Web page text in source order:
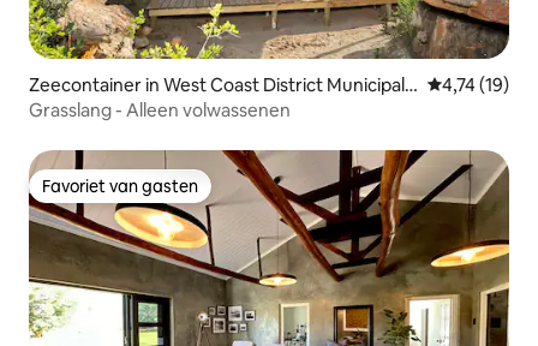
Zeecontainer in West Coast District Municipalit
y
Gemiddelde
4,74 (19)
Grasslang - Alleen volwassenen
Favoriet van gasten
Favoriet van gasten